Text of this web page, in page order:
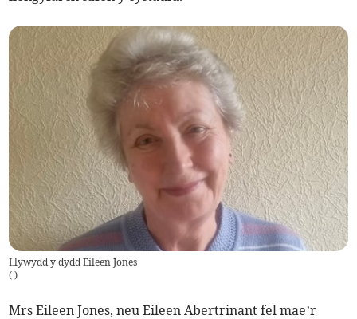
Llywydd y dydd Eileen Jones
( )
Mrs Eileen Jones, neu Eileen Abertrinant fel mae’r